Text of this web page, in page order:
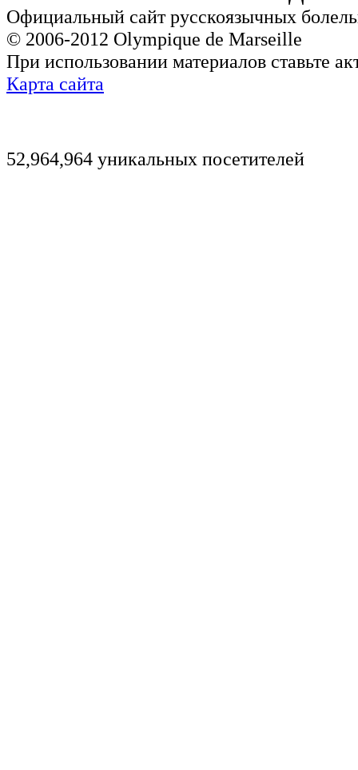
Официальный сайт русскоязычных
© 2006-2012 Olympique de Marseille
При использовании материалов ставьте
Карта сайта
52,964,964 уникальных посетителей